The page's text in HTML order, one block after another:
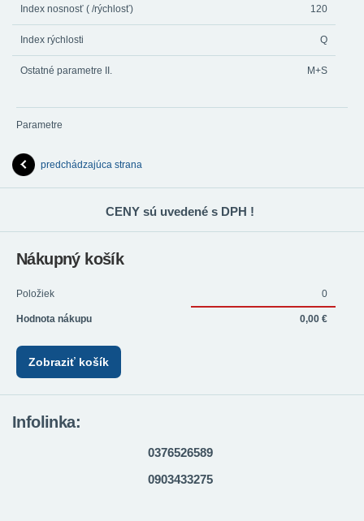
Index nosnosť ( /rýchlosť) 120
Index rýchlosti Q
Ostatné parametre II. M+S
Parametre
predchádzajúca strana
CENY sú uvedené s DPH !
Nákupný košík
Položiek 0
Hodnota nákupu 0,00 €
Zobraziť košík
Infolinka:
0376526589
0903433275